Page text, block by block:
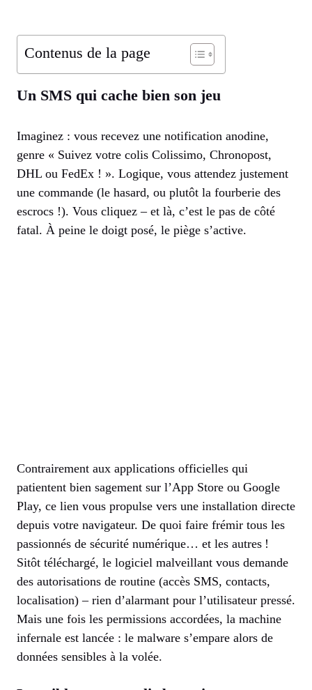
Contenus de la page
Un SMS qui cache bien son jeu
Imaginez : vous recevez une notification anodine,
genre « Suivez votre colis Colissimo, Chronopost,
DHL ou FedEx ! ». Logique, vous attendez justement
une commande (le hasard, ou plutôt la fourberie des
escrocs !). Vous cliquez – et là, c’est le pas de côté
fatal. À peine le doigt posé, le piège s’active.
Contrairement aux applications officielles qui
patientent bien sagement sur l’App Store ou Google
Play, ce lien vous propulse vers une installation directe
depuis votre navigateur. De quoi faire frémir tous les
passionnés de sécurité numérique… et les autres !
Sitôt téléchargé, le logiciel malveillant vous demande
des autorisations de routine (accès SMS, contacts,
localisation) – rien d’alarmant pour l’utilisateur pressé.
Mais une fois les permissions accordées, la machine
infernale est lancée : le malware s’empare alors de
données sensibles à la volée.